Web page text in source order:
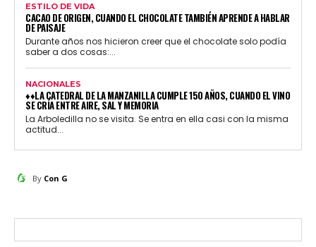
ESTILO DE VIDA
CACAO DE ORIGEN, CUANDO EL CHOCOLATE TAMBIÉN APRENDE A HABLAR
DE PAISAJE
Durante años nos hicieron creer que el chocolate solo podía
saber a dos cosas:...
NACIONALES
♦♦LA CATEDRAL DE LA MANZANILLA CUMPLE 150 AÑOS, CUANDO EL VINO
SE CRÍA ENTRE AIRE, SAL Y MEMORIA
La Arboledilla no se visita. Se entra en ella casi con la misma
actitud...
By Con G